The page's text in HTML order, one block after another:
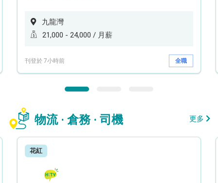
九龍灣
21,000 - 24,000 / 月薪
刊登於 7小時前 全職
物流 · 倉務 · 司機 更多
花紅